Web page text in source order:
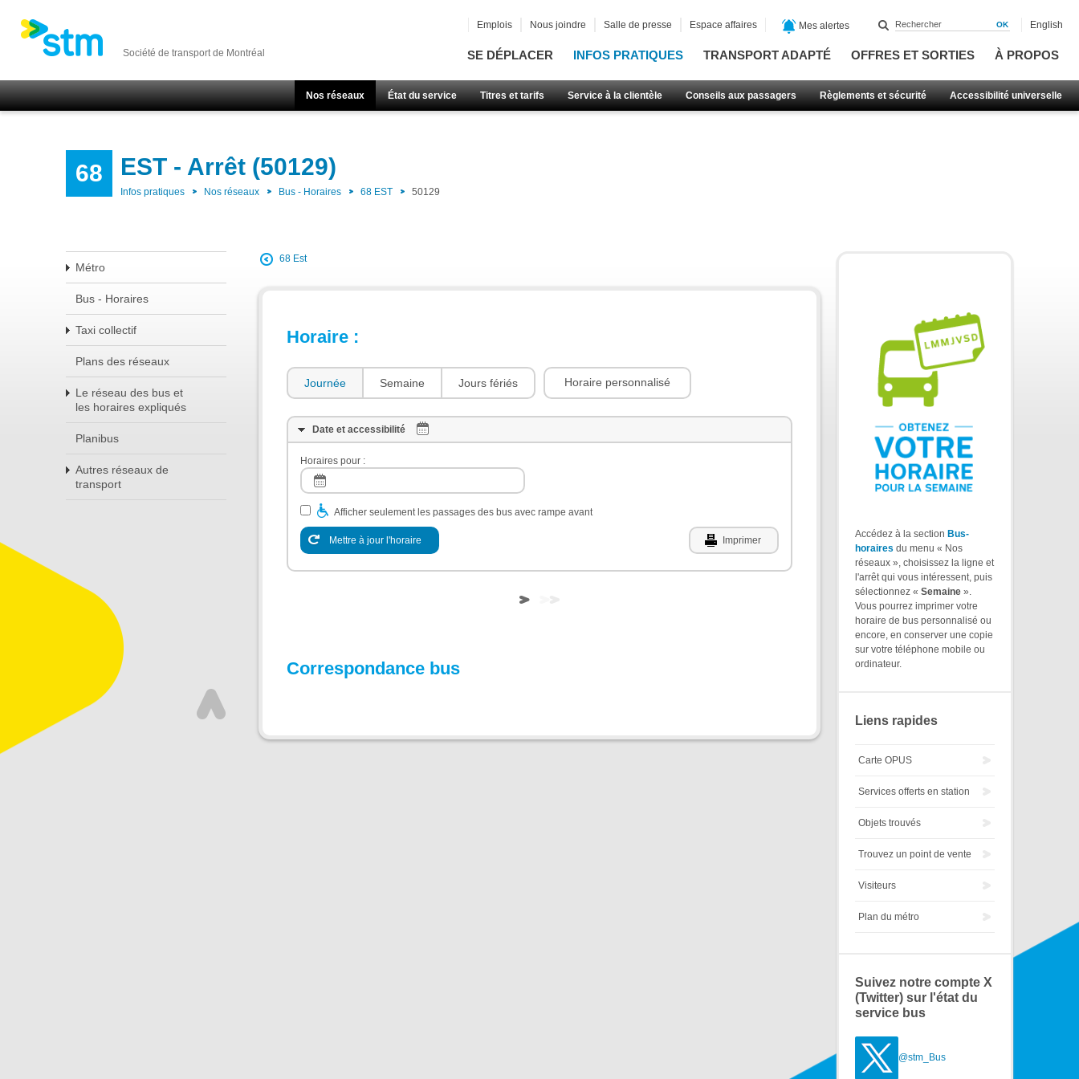
Société de transport de Montréal SE DÉPLACER INFOS PRATIQUES TRANSPORT ADAPTÉ OFFRES ET SORTIES À PROPOS
Nos réseaux État du service Titres et tarifs Service à la clientèle Conseils aux passagers Règlements et sécurité Accessibilité universelle
Emplois Nous joindre Salle de presse Espace affaires Mes alertes English
68 EST - Arrêt (50129)
Infos pratiques Nos réseaux Bus - Horaires 68 EST 50129
Métro
Bus - Horaires
Taxi collectif
Plans des réseaux
Le réseau des bus et
les horaires expliqués
Planibus
Autres réseaux de
transport
68 Est
Horaire :
Journée Semaine Jours fériés Horaire personnalisé
Date et accessibilité
Horaires pour :
Afficher seulement les passages des bus avec rampe avant
Mettre à jour l'horaire Imprimer
Correspondance bus
Accédez à la section Bus-
horaires du menu « Nos
réseaux », choisissez la ligne et
l'arrêt qui vous intéressent, puis
sélectionnez « Semaine ».
Vous pourrez imprimer votre
horaire de bus personnalisé ou
encore, en conserver une copie
sur votre téléphone mobile ou
ordinateur.
Liens rapides
Carte OPUS
Services offerts en station
Objets trouvés
Trouvez un point de vente
Visiteurs
Plan du métro
Suivez notre compte X
(Twitter) sur l'état du
service bus
@stm_Bus